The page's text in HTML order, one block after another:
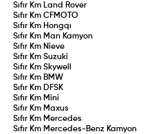
Sıfır Km Land Rover
Sıfır KmCFMOTO
Sıfır Km Hongqı
Sıfır Km Man Kamyon
Sıfır Km Nieve
Sıfır KmSuzuki
Sıfır KmSkywell
Sıfır Km BMW
Sıfır Km DFSK
Sıfır Km Mini
Sıfır Km Maxus
Sıfır Km Mercedes
Sıfır Km Mercedes-Benz Kamyon